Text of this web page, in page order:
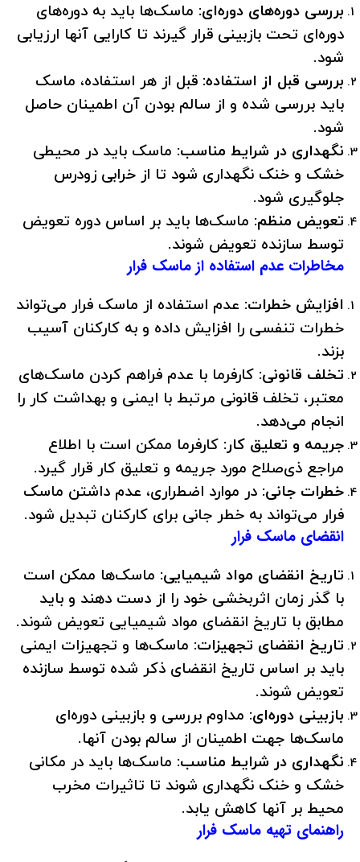
بررسی دوره‌های دوره‌ای: ماسک‌ها باید به دوره‌های
دوره‌ای تحت بازبینی قرار گیرند تا کارایی آنها ارزیابی
شود.
بررسی قبل از استفاده: قبل از هر استفاده، ماسک
باید بررسی شده و از سالم بودن آن اطمینان حاصل
شود.
نگهداری در شرایط مناسب: ماسک باید در محیطی
خشک و خنک نگهداری شود تا از خرابی زودرس
جلوگیری شود.
تعویض منظم: ماسک‌ها باید بر اساس دوره تعویض
توسط سازنده تعویض شوند.
مخاطرات عدم استفاده از ماسک فرار
افزایش خطرات: عدم استفاده از ماسک فرار می‌تواند
خطرات تنفسی را افزایش داده و به کارکنان آسیب
بزند.
تخلف قانونی: کارفرما با عدم فراهم کردن ماسک‌های
معتبر، تخلف قانونی مرتبط با ایمنی و بهداشت کار را
انجام می‌دهد.
جریمه و تعلیق کار: کارفرما ممکن است با اطلاع
مراجع ذی‌صلاح مورد جریمه و تعلیق کار قرار گیرد.
خطرات جانی: در موارد اضطراری، عدم داشتن ماسک
فرار می‌تواند به خطر جانی برای کارکنان تبدیل شود.
انقضای ماسک فرار
تاریخ انقضای مواد شیمیایی: ماسک‌ها ممکن است
با گذر زمان اثربخشی خود را از دست دهند و باید
مطابق با تاریخ انقضای مواد شیمیایی تعویض شوند.
تاریخ انقضای تجهیزات: ماسک‌ها و تجهیزات ایمنی
باید بر اساس تاریخ انقضای ذکر شده توسط سازنده
تعویض شوند.
بازبینی دوره‌ای: مداوم بررسی و بازبینی دوره‌ای
ماسک‌ها جهت اطمینان از سالم بودن آنها.
نگهداری در شرایط مناسب: ماسک‌ها باید در مکانی
خشک و خنک نگهداری شوند تا تاثیرات مخرب
محیط بر آنها کاهش یابد.
راهنمای تهیه ماسک فرار